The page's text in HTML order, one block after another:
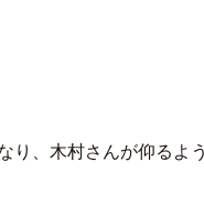
り、木村さんが仰るよ